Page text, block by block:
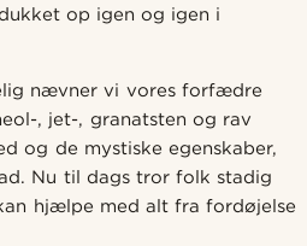
op igen og igen i
nævner vi vores forfædre
, jet-, granatsten og rav
og de mystiske egenskaber,
Nu til dags tror folk stadig
hjælpe med alt fra fordøjelse